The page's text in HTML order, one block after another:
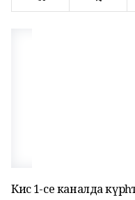
Кисә 1-се каналда